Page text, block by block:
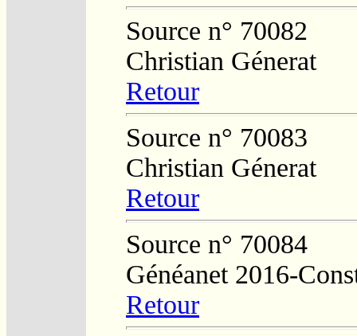
Source n° 70082
Christian Génerat
Retour
Source n° 70083
Christian Génerat
Retour
Source n° 70084
Généanet 2016-
Retour